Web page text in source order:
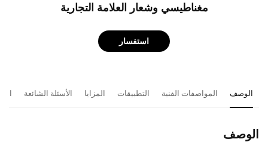
مغناطيسي وشعار العلامة التجارية
استفسار
الوصف المواصفات الفنية التطبيقات المزايا الأسئلة الشائعة
الوصف